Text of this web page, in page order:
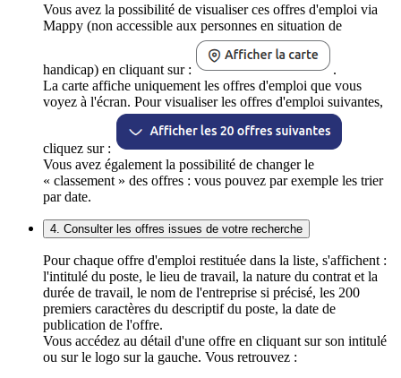
Vous avez la possibilité de visualiser ces offres d'emploi via
Mappy (non accessible aux personnes en situation de
handicap) en cliquant sur :
.
La carte affiche uniquement les offres d'emploi que vous
voyez à l'écran. Pour visualiser les offres d'emploi suivantes,
cliquez sur :
Vous avez également la possibilité de changer le
« classement » des offres : vous pouvez par exemple les trier
par date.
4. Consulter les offres issues de votre recherche
Pour chaque offre d'emploi restituée dans la liste, s'affichent :
l'intitulé du poste, le lieu de travail, la nature du contrat et la
durée de travail, le nom de l'entreprise si précisé, les 200
premiers caractères du descriptif du poste, la date de
publication de l'offre.
Vous accédez au détail d'une offre en cliquant sur son intitulé
ou sur le logo sur la gauche. Vous retrouvez :